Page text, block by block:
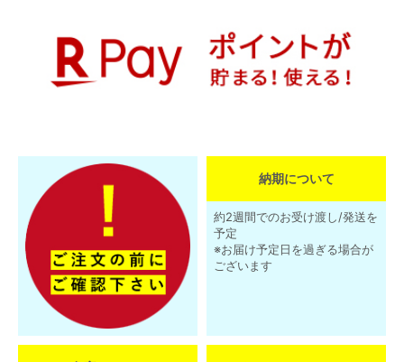
納期について
約2週間でのお受け渡し/発送を
予定
※お届け予定日を過ぎる場合が
ございます